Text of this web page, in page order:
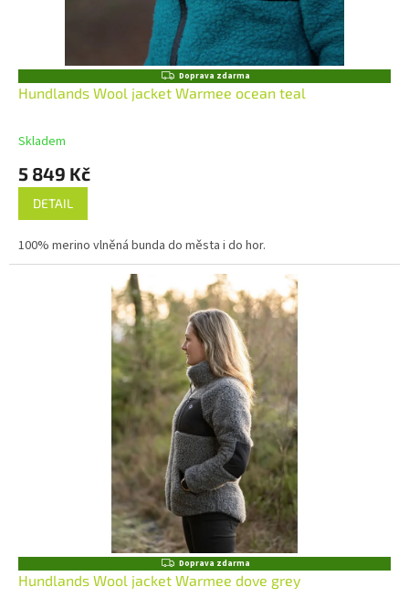
Z
D
A
Doprava zdarma
Hundlands Wool jacket Warmee ocean teal
Skladem
5 849 Kč
DETAIL
100% merino vlněná bunda do města i do hor.
Z
D
A
Doprava zdarma
Hundlands Wool jacket Warmee dove grey